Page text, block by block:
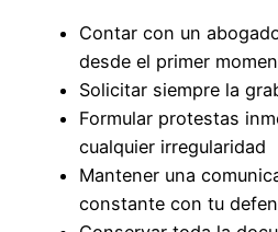
Contar con un
desde el primer
Solicitar siempre la
Formular protestas
cualquier irregularidad
Mantener una
constante con tu